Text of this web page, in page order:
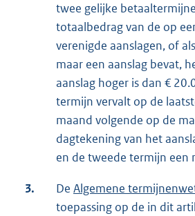
twee gelijke
totaalbedrag van de op
verenigde aanslagen, of
maar een aanslag bevat,
aanslag hoger is dan €
termijn vervalt op de
maand volgende op de
dagtekening van het
en de tweede termijn een
3. De Algemene
toepassing op de in dit